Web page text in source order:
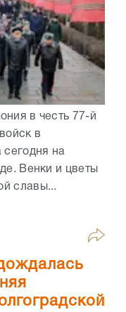
в честь 77-й
в
сегодня на
Венки и цветы
славы...